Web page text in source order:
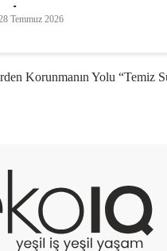
Temmuz 2026
Korunmanın Yolu “Temiz